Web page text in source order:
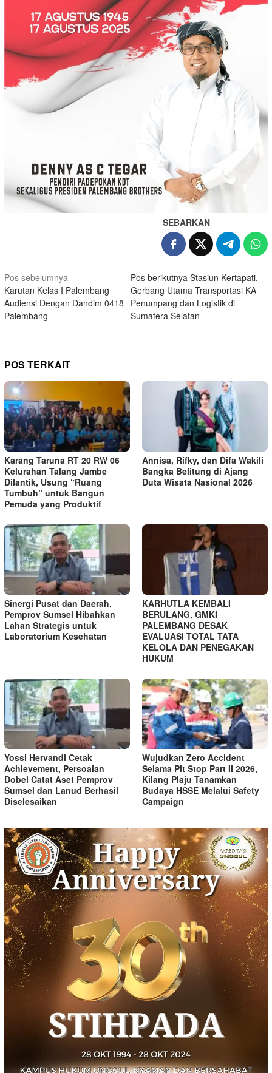
SEBARKAN
Navigasi
pos
Pos sebelumnya
Karutan Kelas I Palembang
Audiensi Dengan Dandim 0418
Palembang
Pos berikutnya Stasiun Kertapati,
Gerbang Utama Transportasi KA
Penumpang dan Logistik di
Sumatera Selatan
POS TERKAIT
Karang Taruna RT 20 RW 06
Kelurahan Talang Jambe
Dilantik, Usung “Ruang
Tumbuh” untuk Bangun
Pemuda yang Produktif
Annisa, Rifky, dan Difa Wakili
Bangka Belitung di Ajang
Duta Wisata Nasional 2026
Sinergi Pusat dan Daerah,
Pemprov Sumsel Hibahkan
Lahan Strategis untuk
Laboratorium Kesehatan
KARHUTLA KEMBALI
BERULANG, GMKI
PALEMBANG DESAK
EVALUASI TOTAL TATA
KELOLA DAN PENEGAKAN
HUKUM
Yossi Hervandi Cetak
Achievement, Persoalan
Dobel Catat Aset Pemprov
Sumsel dan Lanud Berhasil
Diselesaikan
Wujudkan Zero Accident
Selama Pit Stop Part II 2026,
Kilang Plaju Tanamkan
Budaya HSSE Melalui Safety
Campaign